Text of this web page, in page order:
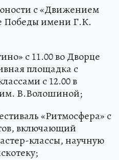
с «Движением
Победы имени Г.К.
с 11.00 во Дворце
площадка с
с 12.00 в
им. В.Волошиной;
«Ритмосфера» с
включающий
классы, научную